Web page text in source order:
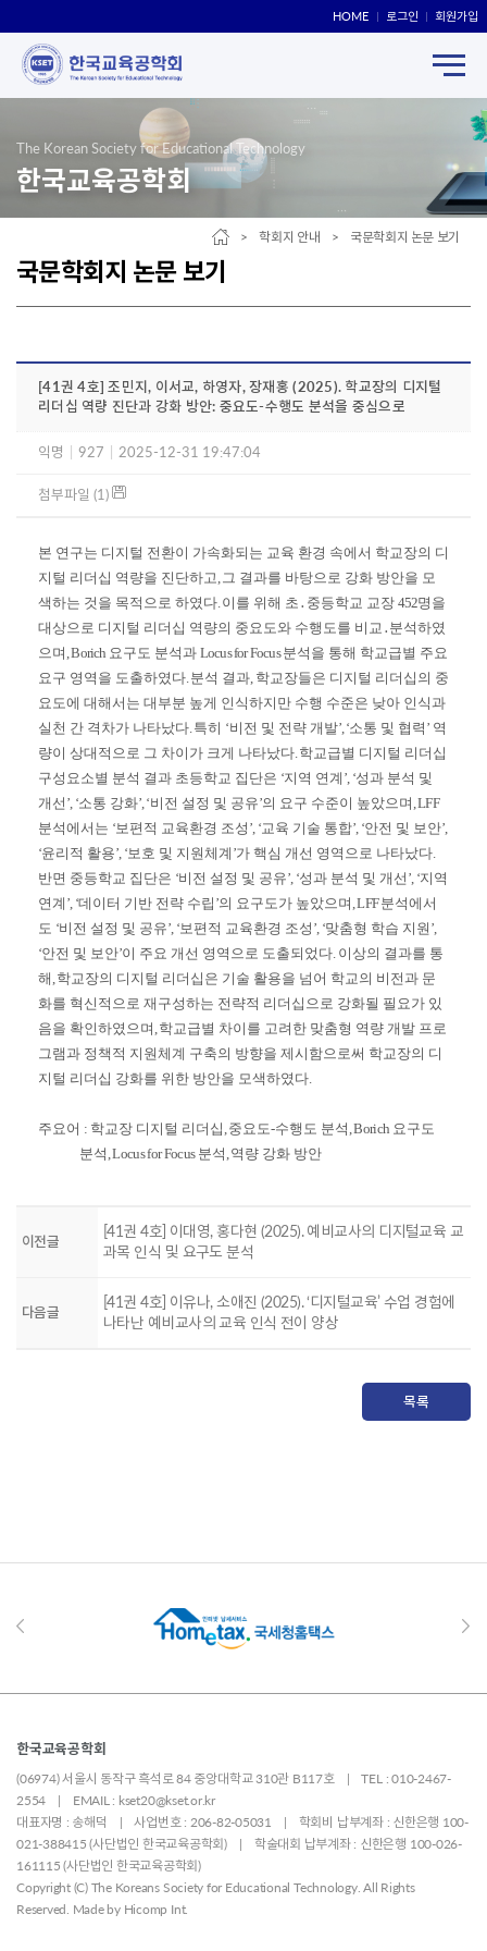
HOME 로그인 회원가입
The Korean Society for Educational Technology
한국교육공학회
국문학회지 논문 보기
> 학회지 안내 > 국문학회지 논문 보기
[41권 4호] 조민지, 이서교, 하영자, 장재홍 (2025). 학교장의 디지털
리더십 역량 진단과 강화 방안: 중요도-수행도 분석을 중심으로
익명 927 2025-12-31 19:47:04
첨부파일 (1)
본 연구는 디지털 전환이 가속화되는 교육 환경 속에서 학교장의 디
지털 리더십 역량을 진단하고,그 결과를 바탕으로 강화 방안을 모
색하는 것을 목적으로 하였다.이를 위해 초 ․ 중등학교 교장 452명을
대상으로 디지털 리더십 역량의 중요도와 수행도를 비교 ․ 분석하였
으며 , Borich 요구도 분석과 Locus for Focus분석을 통해 학교급별 주요
요구 영역을 도출하였다.분석 결과, 학교장들은 디지털 리더십의 중
요도에 대해서는 대부분 높게 인식하지만 수행 수준은 낮아 인식과
실천 간 격차가 나타났다.특히 ‘비전 및 전략 개발’, ‘소통 및 협력 ’ 역
량이 상대적으로 그 차이가 크게 나타났다.학교급별 디지털 리더십
구성요소별 분석 결과 초등학교 집단은 ‘지역 연계 ’, ‘성과 분석 및
개선 ’, ‘소통 강화’, ‘비전 설정 및 공유’의 요구 수준이 높았으며 , LFF
분석에서는 ‘보편적 교육환경 조성 ’, ‘교육 기술 통합’, ‘안전 및 보안’,
‘윤리적 활용’, ‘보호 및 지원체계 ’가 핵심 개선 영역으로 나타났다.
반면 중등학교 집단은 ‘비전 설정 및 공유’, ‘성과 분석 및 개선 ’, ‘지역
연계 ’, ‘데이터 기반 전략 수립 ’의 요구도가 높았으며 , LFF분석에서
도 ‘비전 설정 및 공유’, ‘보편적 교육환경 조성 ’, ‘맞춤형 학습 지원 ’,
‘안전 및 보안’이 주요 개선 영역으로 도출되었다. 이상의 결과를 통
해 ,학교장의 디지털 리더십은 기술 활용을 넘어 학교의 비전과 문
화를 혁신적으로 재구성하는 전략적 리더십으로 강화될 필요가 있
음을 확인하였으며 ,학교급별 차이를 고려한 맞춤형 역량 개발 프로
그램과 정책적 지원체계 구축의 방향을 제시함으로써 학교장의 디
지털 리더십 강화를 위한 방안을 모색하였다.
주요어 : 학교장 디지털 리더십 ,중요도-수행도 분석 , Borich 요구도
분석 , Locus for Focus 분석 ,역량 강화 방안
이전글
[41권 4호] 이대영, 홍다현 (2025). 예비교사의 디지털교육 교
과목 인식 및 요구도 분석
다음글
[41권 4호] 이유나, 소애진 (2025). ‘디지털교육’ 수업 경험에
나타난 예비교사의 교육 인식 전이 양상
목록
한국교육공학회
(06974) 서울시 동작구 흑석로 84 중앙대학교 310관 B117호 | TEL : 010-2467-
2554 | EMAIL : kset20@kset.or.kr
대표자명 : 송해덕 | 사업번호 : 206-82-05031 | 학회비 납부계좌 : 신한은행 100-
021-388415 (사단법인 한국교육공학회) | 학술대회 납부계좌 : 신한은행 100-026-
161115 (사단법인 한국교육공학회)
Copyright (C) The Koreans Society for Educational Technology. All Rights
Reserved. Made by Hicomp Int.